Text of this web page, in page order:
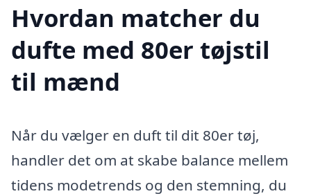
Hvordan matcher du
dufte med 80er tøjstil
til mænd
Når du vælger en duft til dit 80er tøj,
handler det om at skabe balance mellem
tidens modetrends og den stemning, du